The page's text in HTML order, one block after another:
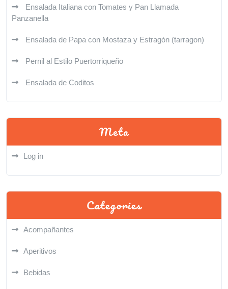
Ensalada Italiana con Tomates y Pan Llamada
Panzanella
Ensalada de Papa con Mostaza y Estragón (tarragon)
Pernil al Estilo Puertorriqueño
Ensalada de Coditos
Meta
Log in
Categories
Acompañantes
Aperitivos
Bebidas